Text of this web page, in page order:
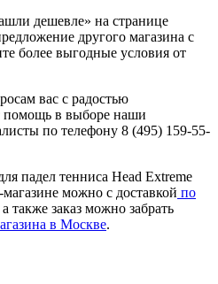
дешевле» на странице
другого магазина с
более выгодные условия от
вас с радостью
помощь в выборе наши
по телефону 8 (495) 159-55-
падел тенниса Head Extreme
можно с доставкой по
также заказ можно забрать
в Москве.